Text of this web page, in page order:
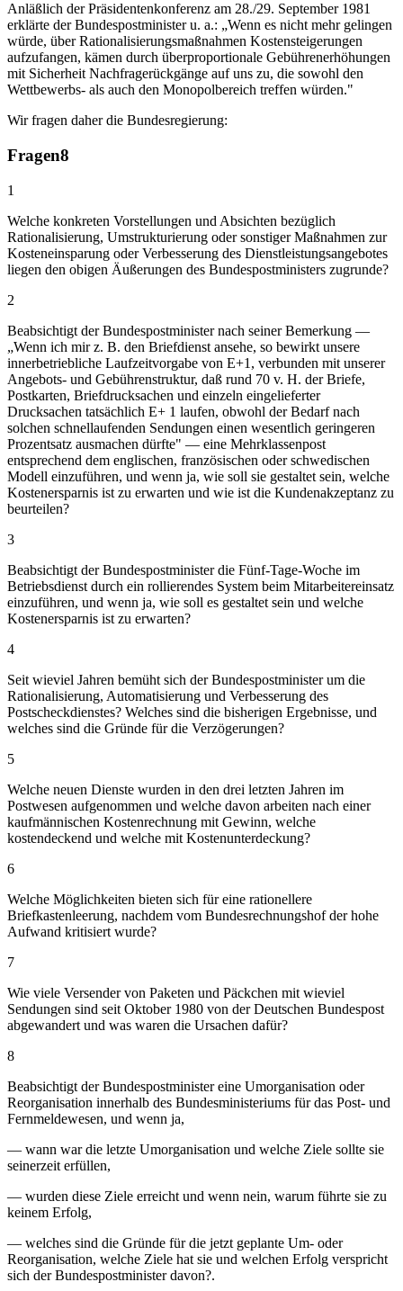
Anläßlich der Präsidentenkonferenz am 28./29. September 1981
erklärte der Bundespostminister u. a.: „Wenn es nicht mehr gelingen
würde, über Rationalisierungsmaßnahmen Kostensteigerungen
aufzufangen, kämen durch überproportionale Gebührenerhöhungen
mit Sicherheit Nachfragerückgänge auf uns zu, die sowohl den
Wettbewerbs- als auch den Monopolbereich treffen würden."
Wir fragen daher die Bundesregierung:
Fragen8
1
Welche konkreten Vorstellungen und Absichten bezüglich
Rationalisierung, Umstrukturierung oder sonstiger Maßnahmen zur
Kosteneinsparung oder Verbesserung des Dienstleistungsangebotes
liegen den obigen Äußerungen des Bundespostministers zugrunde?
2
Beabsichtigt der Bundespostminister nach seiner Bemerkung —
„Wenn ich mir z. B. den Briefdienst ansehe, so bewirkt unsere
innerbetriebliche Laufzeitvorgabe von E+1, verbunden mit unserer
Angebots- und Gebührenstruktur, daß rund 70 v. H. der Briefe,
Postkarten, Briefdrucksachen und einzeln eingelieferter
Drucksachen tatsächlich E+ 1 laufen, obwohl der Bedarf nach
solchen schnellaufenden Sendungen einen wesentlich geringeren
Prozentsatz ausmachen dürfte" — eine Mehrklassenpost
entsprechend dem englischen, französischen oder schwedischen
Modell einzuführen, und wenn ja, wie soll sie gestaltet sein, welche
Kostenersparnis ist zu erwarten und wie ist die Kundenakzeptanz zu
beurteilen?
3
Beabsichtigt der Bundespostminister die Fünf-Tage-Woche im
Betriebsdienst durch ein rollierendes System beim Mitarbeitereinsatz
einzuführen, und wenn ja, wie soll es gestaltet sein und welche
Kostenersparnis ist zu erwarten?
4
Seit wieviel Jahren bemüht sich der Bundespostminister um die
Rationalisierung, Automatisierung und Verbesserung des
Postscheckdienstes? Welches sind die bisherigen Ergebnisse, und
welches sind die Gründe für die Verzögerungen?
5
Welche neuen Dienste wurden in den drei letzten Jahren im
Postwesen aufgenommen und welche davon arbeiten nach einer
kaufmännischen Kostenrechnung mit Gewinn, welche
kostendeckend und welche mit Kostenunterdeckung?
6
Welche Möglichkeiten bieten sich für eine rationellere
Briefkastenleerung, nachdem vom Bundesrechnungshof der hohe
Aufwand kritisiert wurde?
7
Wie viele Versender von Paketen und Päckchen mit wieviel
Sendungen sind seit Oktober 1980 von der Deutschen Bundespost
abgewandert und was waren die Ursachen dafür?
8
Beabsichtigt der Bundespostminister eine Umorganisation oder
Reorganisation innerhalb des Bundesministeriums für das Post- und
Fernmeldewesen, und wenn ja,
— wann war die letzte Umorganisation und welche Ziele sollte sie
seinerzeit erfüllen,
— wurden diese Ziele erreicht und wenn nein, warum führte sie zu
keinem Erfolg,
— welches sind die Gründe für die jetzt geplante Um- oder
Reorganisation, welche Ziele hat sie und welchen Erfolg verspricht
sich der Bundespostminister davon?.